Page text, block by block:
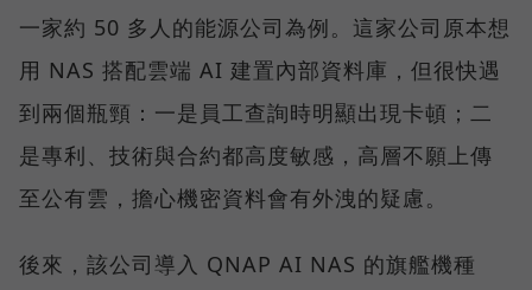
一家約 50 多人的能源公司為例。這家公司原本想
用 NAS 搭配雲端 AI 建置內部資料庫，但很快遇
到兩個瓶頸：一是員工查詢時明顯出現卡頓；二
是專利、技術與合約都高度敏感，高層不願上傳
至公有雲，擔心機密資料會有外洩的疑慮。
後來，該公司導入 QNAP AI NAS 的旗艦機種